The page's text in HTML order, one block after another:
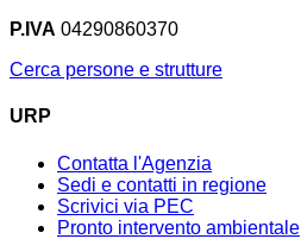
P.IVA 04290860370
Cerca persone e strutture
URP
Contatta l'Agenzia
Sedi e contatti in regione
Scrivici via PEC
Pronto intervento ambientale